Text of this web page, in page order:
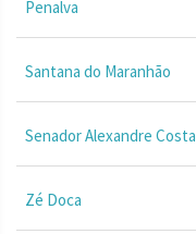
Penalva
Santana do Maranhão
Senador Alexandre Costa
Zé Doca